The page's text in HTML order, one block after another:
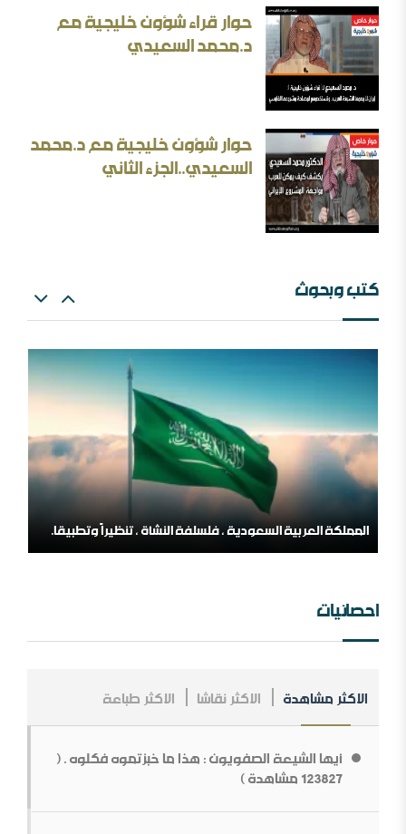
إيران المسكينة ورد على الأستاذ إلهامي وأحمد الريسوني
ما قولك في أبوي الرسول
حوار قراء شؤون خليجية مع
د.محمد السعيدي
حوار شؤون خليجية مع د.محمد
السعيدي..الجزء الثاني
كتب وبحوث
البعث الاعتزالي وإسقاط العقل
المملكة العربية السعودية ، فلسلفة النشأة ، تنظيراً وتطبيقا.
احصائيات
الاكثر مشاهدة الاكثر نقاشا الاكثر طباعة
أيها الشيعة الصفويون : هذا ما خبزتموه فكلوه . (
123827 مشاهدة )